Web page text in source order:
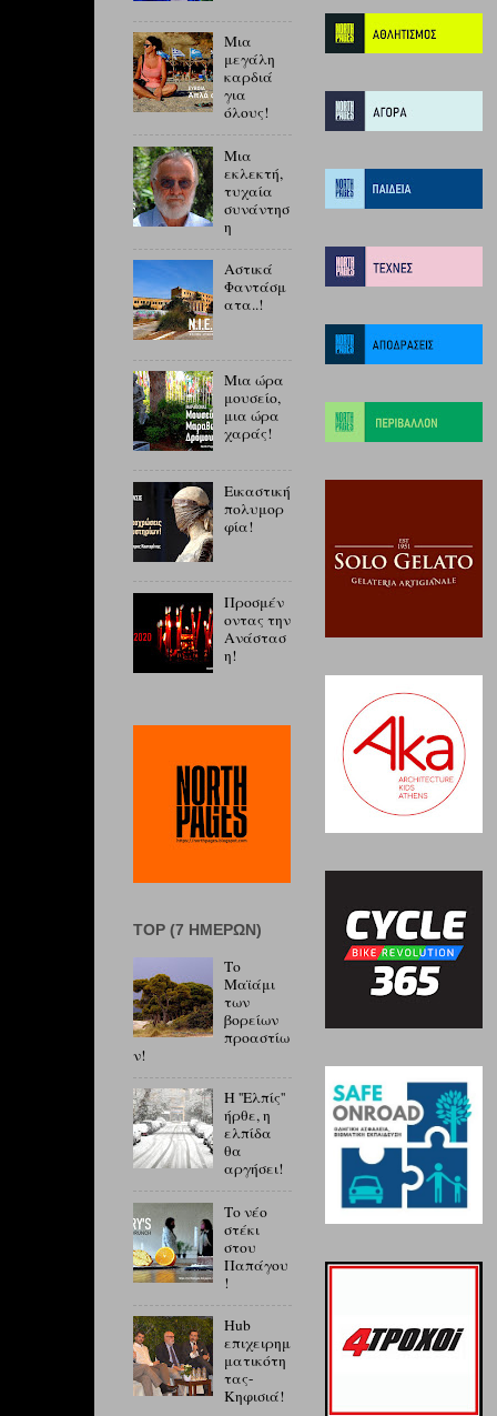
Μια
μεγάλη
καρδιά
για
όλους!
Μια
εκλεκτή,
τυχαία
συνάντησ
η
Αστικά
Φαντάσμ
ατα..!
Μια ώρα
μουσείο,
μια ώρα
χαράς!
Εικαστική
πολυμορ
φία!
Προσμέν
οντας την
Ανάστασ
η!
ΤOP (7 ΗΜΕΡΏΝ)
Το
Μαϊάμι
των
βορείων
προαστίω
ν!
Η ''Ελπίς''
ήρθε, η
ελπίδα
θα
αργήσει!
Το νέο
στέκι
στου
Παπάγου
!
Hub
επιχειρημ
ματικότη
τας-
Κηφισιά!